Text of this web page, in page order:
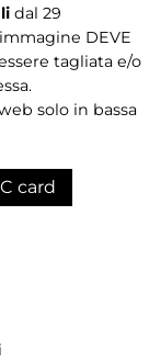
dal 29
DEVE
tagliata e/o
solo in bassa
card